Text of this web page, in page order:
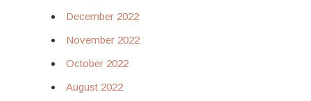
December 2022
November 2022
October 2022
August 2022